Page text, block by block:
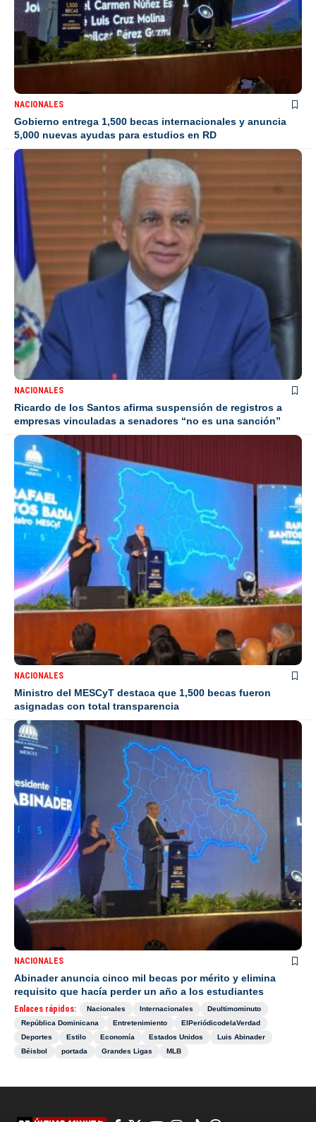
NACIONALES
Gobierno entrega 1,500 becas internacionales y anuncia
5,000 nuevas ayudas para estudios en RD
NACIONALES
Ricardo de los Santos afirma suspensión de registros a
empresas vinculadas a senadores “no es una sanción”
NACIONALES
Ministro del MESCyT destaca que 1,500 becas fueron
asignadas con total transparencia
NACIONALES
Abinader anuncia cinco mil becas por mérito y elimina
requisito que hacía perder un año a los estudiantes
Enlaces rápidos: Nacionales Internacionales
Deultimominuto
República Dominicana
Entretenimiento
ElPeriódicodelaVerdad
Deportes
Estilo Economía Estados Unidos
Luis Abinader
Béisbol
portada Grandes Ligas MLB